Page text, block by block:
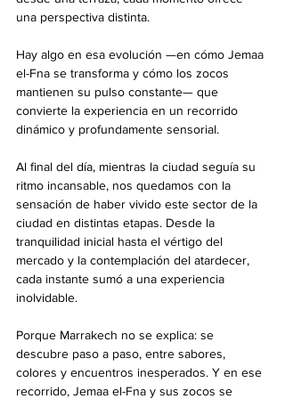
una perspectiva distinta.
Hay algo en esa evolución —en cómo Jemaa
el-Fna se transforma y cómo los zocos
mantienen su pulso constante— que
convierte la experiencia en un recorrido
dinámico y profundamente sensorial.
Al final del día, mientras la ciudad seguía su
ritmo incansable, nos quedamos con la
sensación de haber vivido este sector de la
ciudad en distintas etapas. Desde la
tranquilidad inicial hasta el vértigo del
mercado y la contemplación del atardecer,
cada instante sumó a una experiencia
inolvidable.
Porque Marrakech no se explica: se
descubre paso a paso, entre sabores,
colores y encuentros inesperados. Y en ese
recorrido, Jemaa el-Fna y sus zocos se